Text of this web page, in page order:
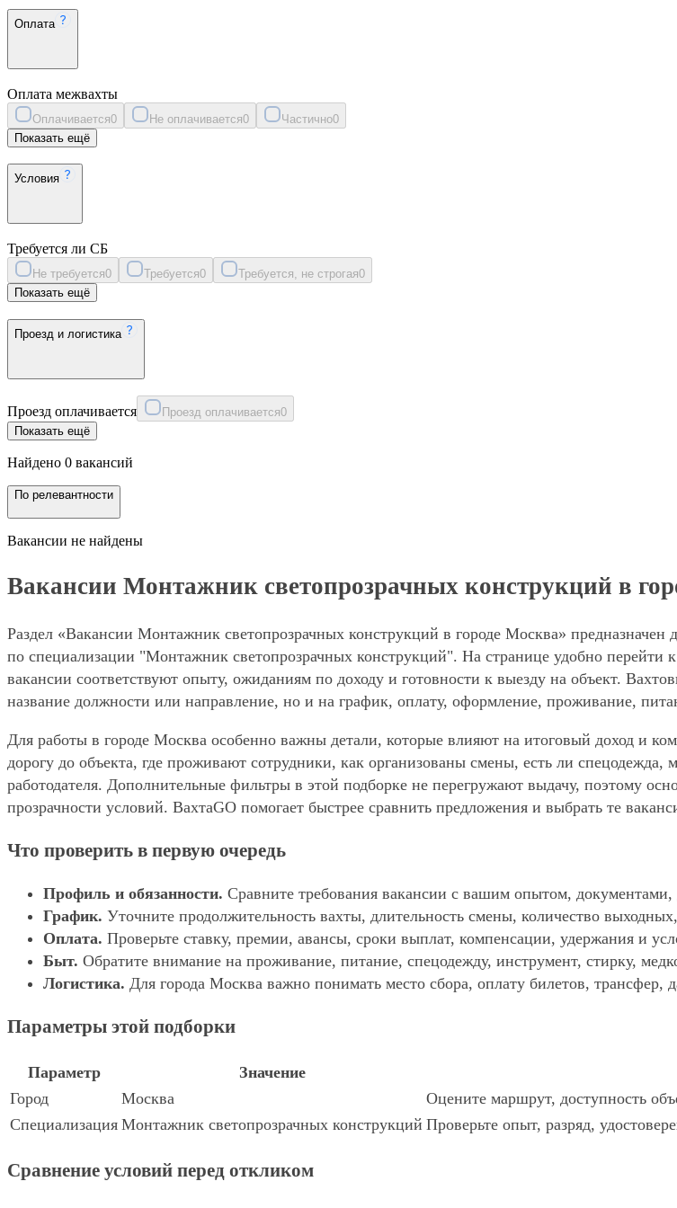
Оплата
Оплата межвахты
Оплачивается0 Не оплачивается0 Частично0
Показать ещё
Условия
Требуется ли СБ
Не требуется0 Требуется0 Требуется, не строгая0
Показать ещё
Проезд и логистика
Проезд оплачивается Проезд оплачивается0
Показать ещё
Найдено 0 вакансий
По релевантности
Вакансии не найдены
Вакансии Монтажник светопрозрачных конструкций в
Раздел «Вакансии Монтажник светопрозрачных конструкций в городе Москва»
по специализации "Монтажник светопрозрачных конструкций". На странице удобно перейти
вакансии соответствуют опыту, ожиданиям по доходу и готовности к выезду на объект.
название должности или направление, но и на график, оплату, оформление, проживание,
Для работы в городе Москва особенно важны детали, которые влияют на итоговый доход и
дорогу до объекта, где проживают сотрудники, как организованы смены, есть ли
работодателя. Дополнительные фильтры в этой подборке не перегружают выдачу, поэтому
прозрачности условий. ВахтаGO помогает быстрее сравнить предложения и выбрать те
Что проверить в первую очередь
Профиль и обязанности. Сравните требования вакансии с вашим опытом,
График. Уточните продолжительность вахты, длительность смены, количество
Оплата. Проверьте ставку, премии, авансы, сроки выплат, компенсации, удержания и
Быт. Обратите внимание на проживание, питание, спецодежду, инструмент, стирку,
Логистика. Для города Москва важно понимать место сбора, оплату билетов, трансфер,
Параметры этой подборки
Параметр Значение
Город
Москва
Оцените маршрут, доступность
Специализация Монтажник светопрозрачных конструкций Проверьте опыт, разряд,
Сравнение условий перед откликом